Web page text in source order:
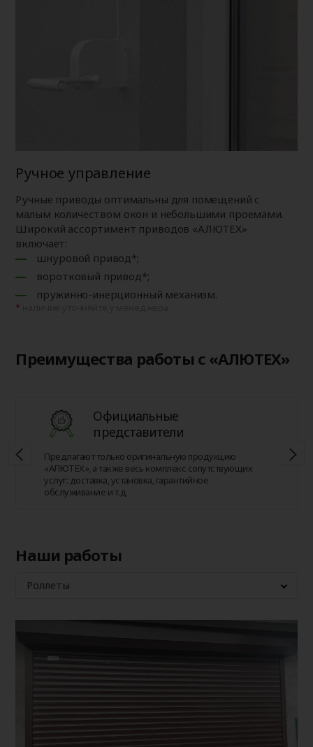
Ручное управление
Ручные приводы оптимальны для помещений с
малым количеством окон и небольшими проемами.
Широкий ассортимент приводов «АЛЮТЕХ»
включает:
шнуровой привод*;
воротковый привод*;
пружинно-инерционный механизм.
Преимущества работы с «АЛЮТЕХ»
Официальные
представители
Предлагают только оригинальную продукцию
«АЛЮТЕХ», а также весь комплекс сопутствующих
услуг: доставка, установка, гарантийное
обслуживание и т.д.
Наши работы
Роллеты